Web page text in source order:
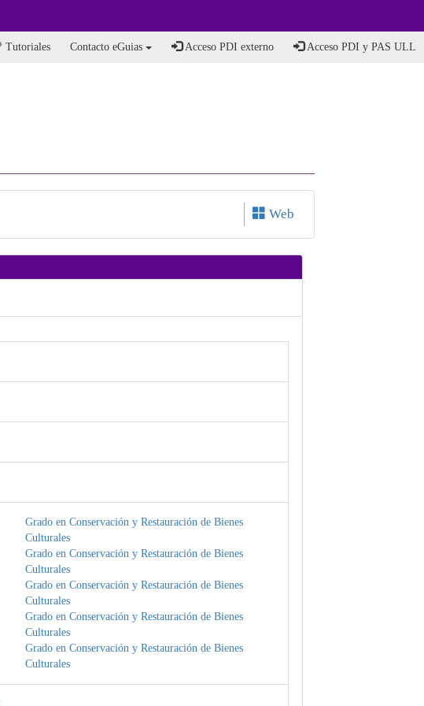
Tutoriales Contacto eGuias Acceso PDI externo Acceso PDI y PAS ULL
Web
Grado en Conservación y Restauración de Bienes
Culturales
Grado en Conservación y Restauración de Bienes
Culturales
Grado en Conservación y Restauración de Bienes
Culturales
Grado en Conservación y Restauración de Bienes
Culturales
Grado en Conservación y Restauración de Bienes
Culturales